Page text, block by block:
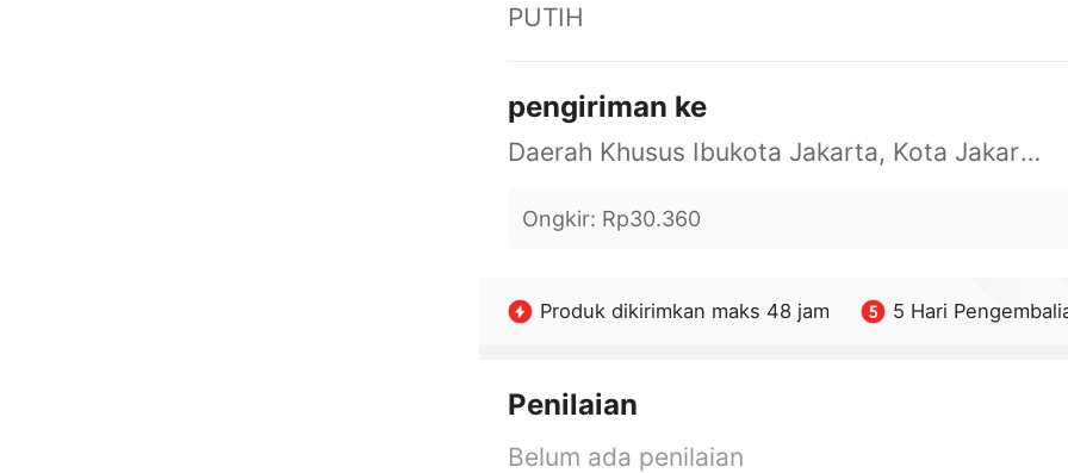
PUTIH
pengiriman ke
Daerah Khusus Ibukota Jakarta, Kota Jakarta Barat, Cengkareng, yy
Ongkir: Rp30.360
Produk dikirimkan maks 48 jam 5 Hari
Penilaian
Belum ada penilaian